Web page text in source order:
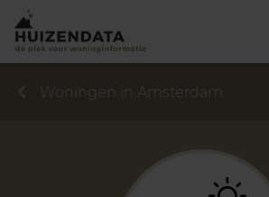
Woningen in Amsterdam